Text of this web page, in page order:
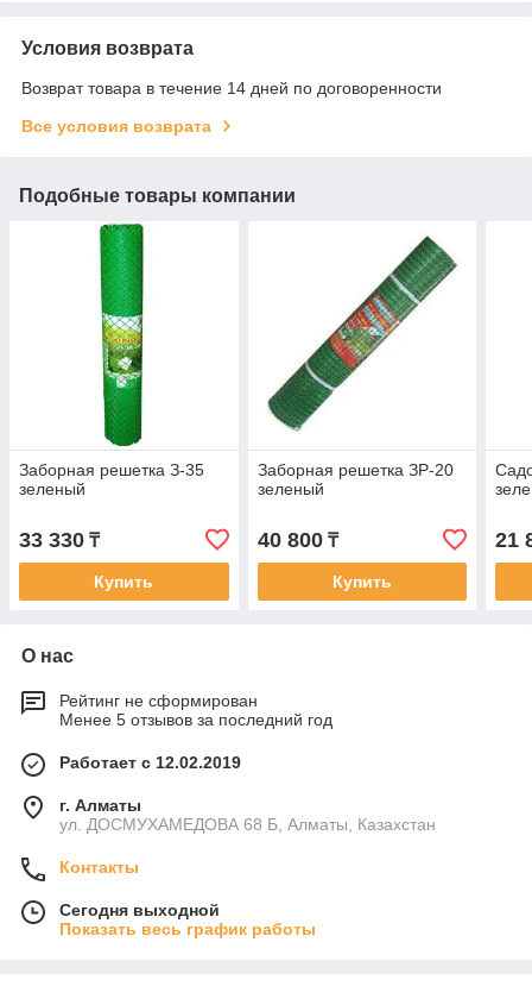
Условия возврата
Возврат товара в течение 14 дней по договоренности
Все условия возврата
Подобные товары компании
Заборная решетка З-35
зеленый
33 330 ₸
Купить
Заборная решетка ЗР-20
зеленый
40 800₸
Купить
21
О нас
Рейтинг не сформирован
Менее 5 отзывов за последний год
Работает с 12.02.2019
г. Алматы
ул. ДОСМУХАМЕДОВА 68 Б, Алматы, Казахстан
Контакты
Сегодня выходной
Показать весь график работы